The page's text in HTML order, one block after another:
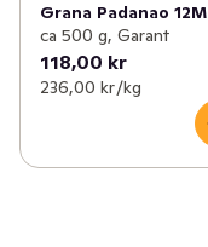
Grana Padanao 12M
ca 500 g, Garant
118,00 kr
236,00 kr /kg